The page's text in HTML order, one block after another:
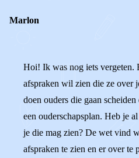
Marlon
Hoi! Ik was nog iets vergeten.
afspraken wil zien die ze over
doen ouders die gaan
een ouderschapsplan. Heb je
je die mag zien? De wet vind
afspraken te zien en er over te